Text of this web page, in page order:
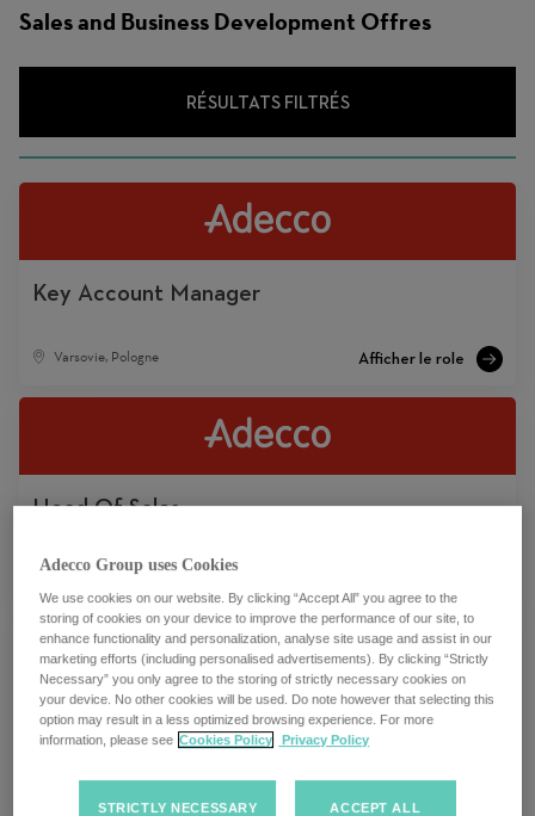
Sales and Business Development Offres
RÉSULTATS FILTRÉS
Key Account Manager
Varsovie, Pologne
Head Of Sales
Sydney, Australie
Global Deal Manager
Adecco Group uses Cookies
We use cookies on our website. By clicking “Accept All” you agree to the
storing of cookies on your device to improve the performance of our site, to
enhance functionality and personalization, analyse site usage and assist in our
marketing efforts (including personalised advertisements). By clicking “Strictly
Necessary” you only agree to the storing of strictly necessary cookies on
your device. No other cookies will be used. Do note however that selecting this
option may result in a less optimized browsing experience. For more
information, please see Cookies Policy Privacy Policy
STRICTLY NECESSARY ACCEPT ALL